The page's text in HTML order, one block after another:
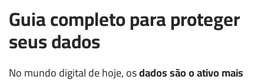
Guia completo para proteger
seus dados
No mundo digital de hoje, osdados são o ativo mais